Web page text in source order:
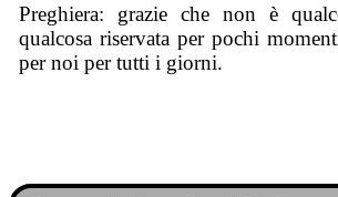
Preghiera: grazie che non è
qualcosa riservata per pochi
per noi per tutti i giorni.